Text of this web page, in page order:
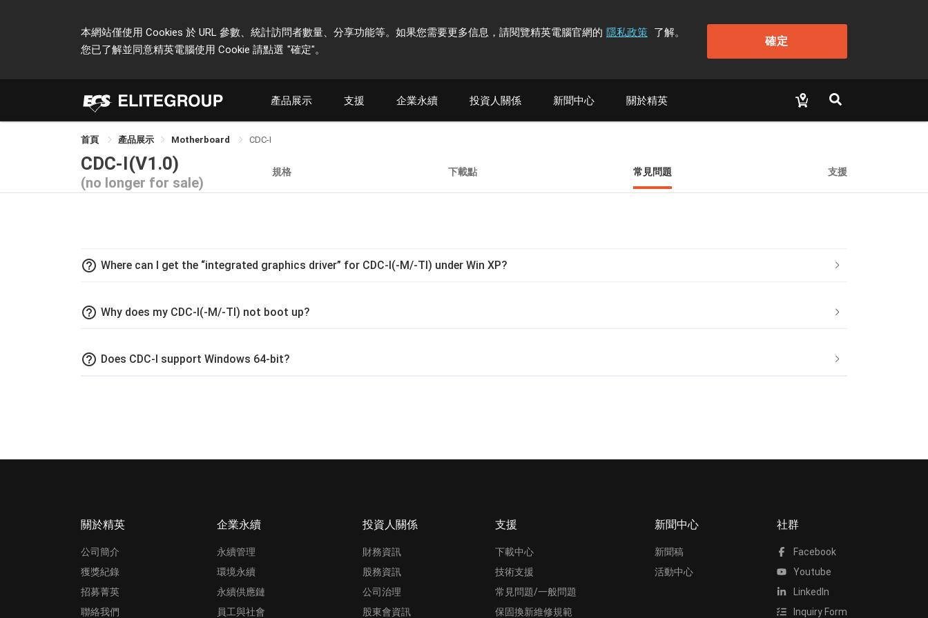
本網站僅使用 Cookies 於 URL 參數、統計訪問者數量、分享功能等。如果您需要更多信息，請閱覽精英電腦官網的 隱私政策 了解。
您已了解並同意精英電腦使用 Cookie 請點選 "確定"。
確定
產品展示 支援 企業永續 投資人關係 新聞中心 關於精英
首頁 產品展示 Motherboard CDC-I
CDC-I(V1.0)
(no longer for sale)
規格 下載點 常見問題 支援
help_outline Where can I get the “integrated graphics driver” for CDC-I(-M/-TI) under Win XP?
help_outline Why does my CDC-I(-M/-TI) not boot up?
help_outline Does CDC-I support Windows 64-bit?
關於精英
公司簡介
獲獎紀錄
招募菁英
聯絡我們
企業永續
永續管理
環境永續
永續供應鏈
員工與社會
投資人關係
財務資訊
股務資訊
公司治理
股東會資訊
支援
下載中心
技術支援
常見問題/一般問題
保固換新維修規範
新聞中心
新聞稿
活動中心
社群
Facebook
Youtube
LinkedIn
Inquiry Form